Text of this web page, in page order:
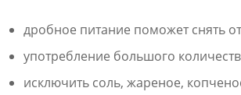
дробное питание поможет снять
употребление большого
исключить соль, жареное,